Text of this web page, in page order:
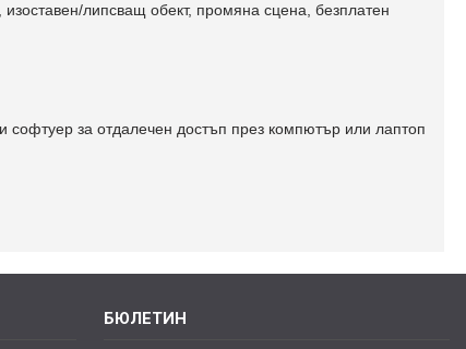
липсващ обект, промяна сцена, безплатен
за отдалечен достъп през компютър или лаптоп
БЮЛЕТИН